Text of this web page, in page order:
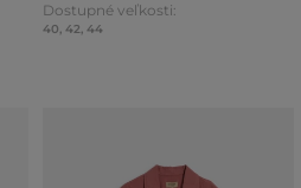
Dostupné veľkosti:
40, 42, 44